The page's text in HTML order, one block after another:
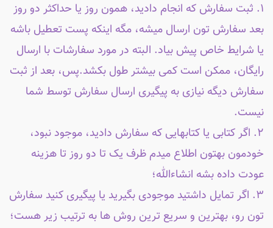
۱. ثبت سفارش که انجام دادید، همون روز یا حداکثر دو روز
بعد سفارش تون ارسال میشه، مگه اینکه پست تعطیل باشه
یا شرایط خاص پیش بیاد. البته در مورد سفارشات با ارسال
رایگان، ممکن است کمی بیشتر طول بکشد.پس، بعد از ثبت
سفارش دیگه نیازی به پیگیری ارسال سفارش توسط شما
نیست.
۲. اگر کتابی یا کتابهایی که سفارش دادید، موجود نبود،
خودمون بهتون اطلاع میدم ظرف یک تا دو روز تا هزینه
عودت داده بشه انشاءالله؛
۳. اگر تمایل داشتید موجودی بگیرید یا پیگیری کنید سفارش
تون رو، بهترین و سریع ترین روش ها به ترتیب زیر هست؛